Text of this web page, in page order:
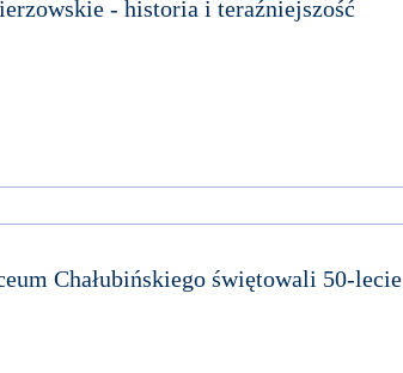
- historia i teraźniejszość
Chałubińskiego świętowali 50-lecie